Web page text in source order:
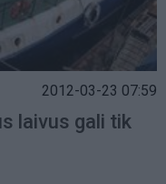
2012-03-23 07:59
laivus gali tik